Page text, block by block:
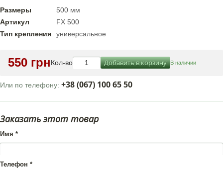
Размеры
500 мм
Артикул
FX 500
Тип крепления
универсальное
550 грнКол-во Добавить в корзину В наличии
Или по телефону: +38 (067) 100 65 50
Заказать этот товар
Имя *
Телефон *